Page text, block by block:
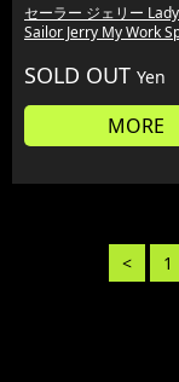
セーラー ジェリー
Sailor Jerry My Work
SOLD OUT Yen
MORE
< 1